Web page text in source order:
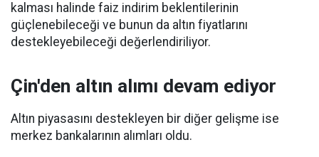
kalması halinde faiz indirim beklentilerinin
güçlenebileceği ve bunun da altın fiyatlarını
destekleyebileceği değerlendiriliyor.
Çin'den altın alımı devam ediyor
Altın piyasasını destekleyen bir diğer gelişme ise
merkez bankalarının alımları oldu.